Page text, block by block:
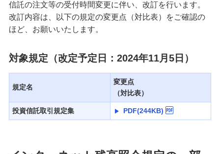
信託の注文等の受付時間変更に伴い、改訂を行います。
改訂内容は、以下の規定の変更点（対比表）をご確認の
ほど、お願いいたします。
対象規定（改定予定日：2024年11月5日）
規定名
変更点
（対比表）
投資信託取引規定集 PDF(244KB)